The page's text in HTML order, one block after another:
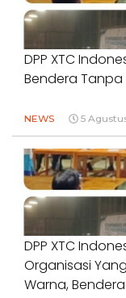
DPP XTC
Bendera Tanpa
NEWS 5
DPP XTC
Organisasi
Warna,